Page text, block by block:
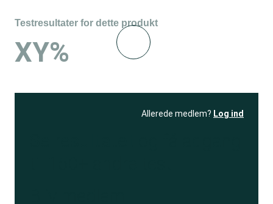
Testresultater for dette produkt
XY%
Allerede medlem? Log ind